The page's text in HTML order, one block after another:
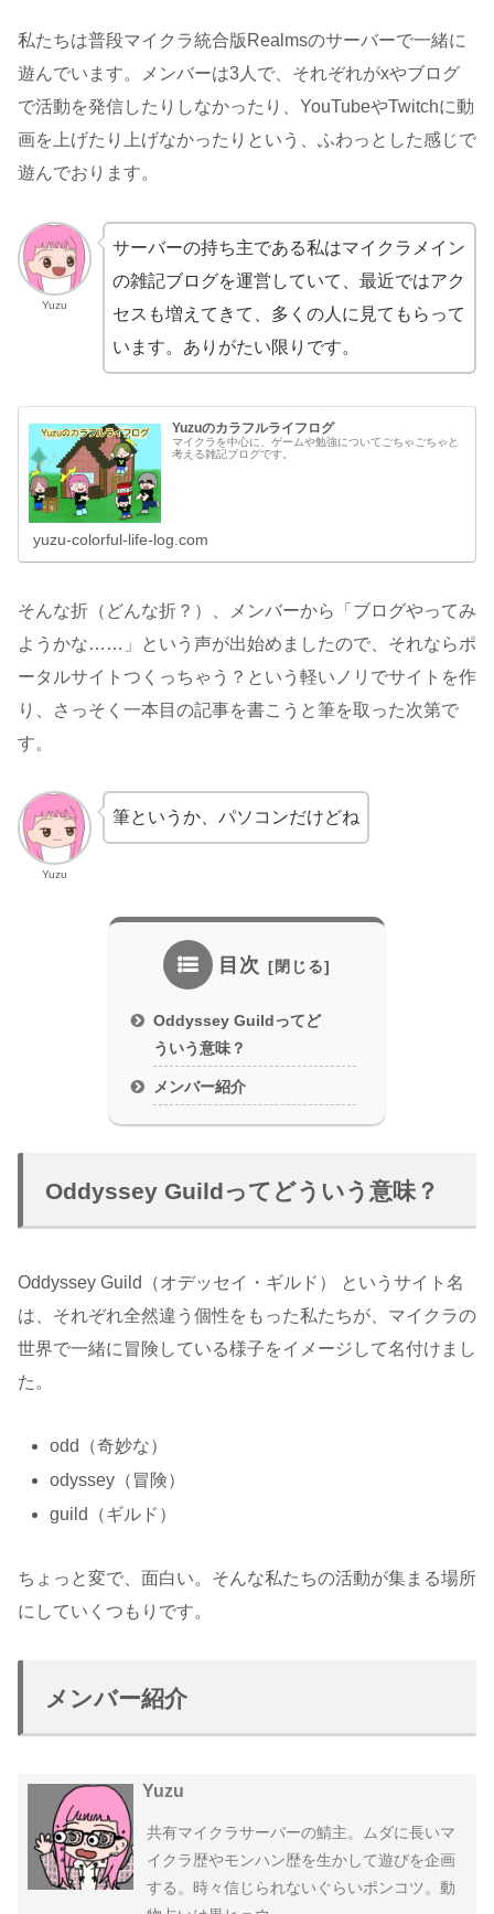
私たちは普段マイクラ統合版Realmsのサーバーで一緒に
遊んでいます。メンバーは3人で、それぞれがxやブログ
で活動を発信したりしなかったり、YouTubeやTwitchに動
画を上げたり上げなかったりという、ふわっとした感じで
遊んでおります。
Yuzu
サーバーの持ち主である私はマイクラメイン
の雑記ブログを運営していて、最近ではアク
セスも増えてきて、多くの人に見てもらって
います。ありがたい限りです。
Yuzuのカラフルライフログ
マイクラを中心に、ゲームや勉強についてごちゃごちゃと
考える雑記ブログです。
yuzu-colorful-life-log.com
そんな折（どんな折？）、メンバーから「ブログやってみ
ようかな……」という声が出始めましたので、それならポ
ータルサイトつくっちゃう？という軽いノリでサイトを作
り、さっそく一本目の記事を書こうと筆を取った次第で
す。
Yuzu
筆というか、パソコンだけどね
目次
Oddyssey Guildってど
ういう意味？
メンバー紹介
Oddyssey Guildってどういう意味？
Oddyssey Guild（オデッセイ・ギルド） というサイト名
は、それぞれ全然違う個性をもった私たちが、マイクラの
世界で一緒に冒険している様子をイメージして名付けまし
た。
odd（奇妙な）
odyssey（冒険）
guild（ギルド）
ちょっと変で、面白い。そんな私たちの活動が集まる場所
にしていくつもりです。
メンバー紹介
Yuzu
共有マイクラサーバーの鯖主。ムダに長いマ
イクラ歴やモンハン歴を生かして遊びを企画
する。時々信じられないぐらいポンコツ。動